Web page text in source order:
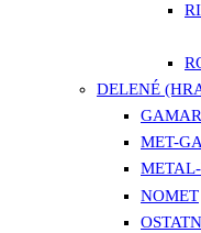
DELENÉ
GAMAR
MET-
NOMET